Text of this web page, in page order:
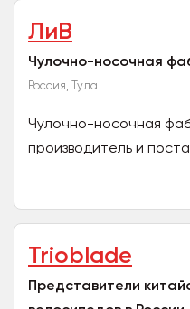
ЛиВ
Чулочно-носочная
Россия, Тула
Чулочно-носочная
производитель и
Trioblade
Представители